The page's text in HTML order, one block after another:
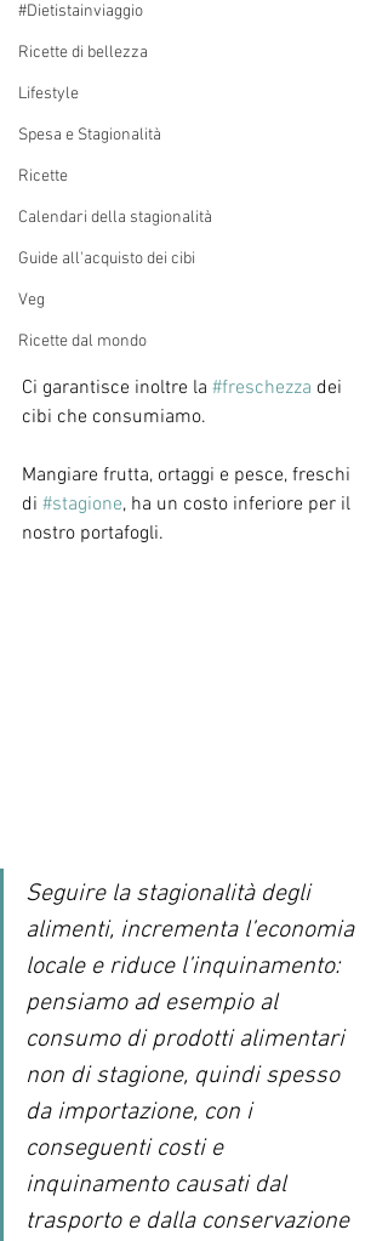
#Dietistainviaggio
Ricette di bellezza
Lifestyle
Spesa e Stagionalità
Ricette
Calendari della stagionalità
Guide all'acquisto dei cibi
Veg
Ricette dal mondo
Ci garantisce inoltre la #freschezza dei
cibi che consumiamo.
Mangiare frutta, ortaggi e pesce, freschi
di #stagione, ha un costo inferiore per il
nostro portafogli.
Seguire la stagionalità degli
alimenti, incrementa l’economia
locale e riduce l’inquinamento:
pensiamo ad esempio al
consumo di prodotti alimentari
non di stagione, quindi spesso
da importazione, con i
conseguenti costi e
inquinamento causati dal
trasporto e dalla conservazione